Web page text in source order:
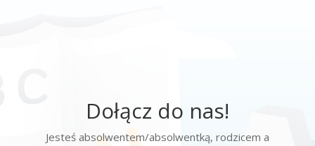
Dołącz do nas!
Jesteś absolwentem/absolwentką, rodzicem a